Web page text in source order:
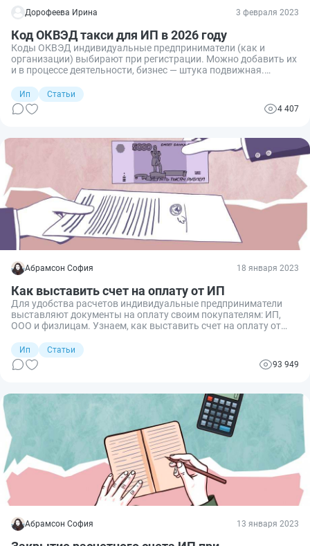
Дорофеева Ирина 3 февраля 2023
Код ОКВЭД такси для ИП в 2026 году
Коды ОКВЭД индивидуальные предприниматели (как и
организации) выбирают при регистрации. Можно добавить их
и в процессе деятельности, бизнес — штука подвижная.
организаций.
Ип
Статьи
4 407
Абрамсон София 18 января 2023
Как выставить счет на оплату от ИП
Для удобства расчетов индивидуальные предприниматели
выставляют документы на оплату своим покупателям: ИП,
ООО и физлицам. Узнаем, как выставить счет на оплату от
Ип
Статьи
93 949
Абрамсон София 13 января 2023